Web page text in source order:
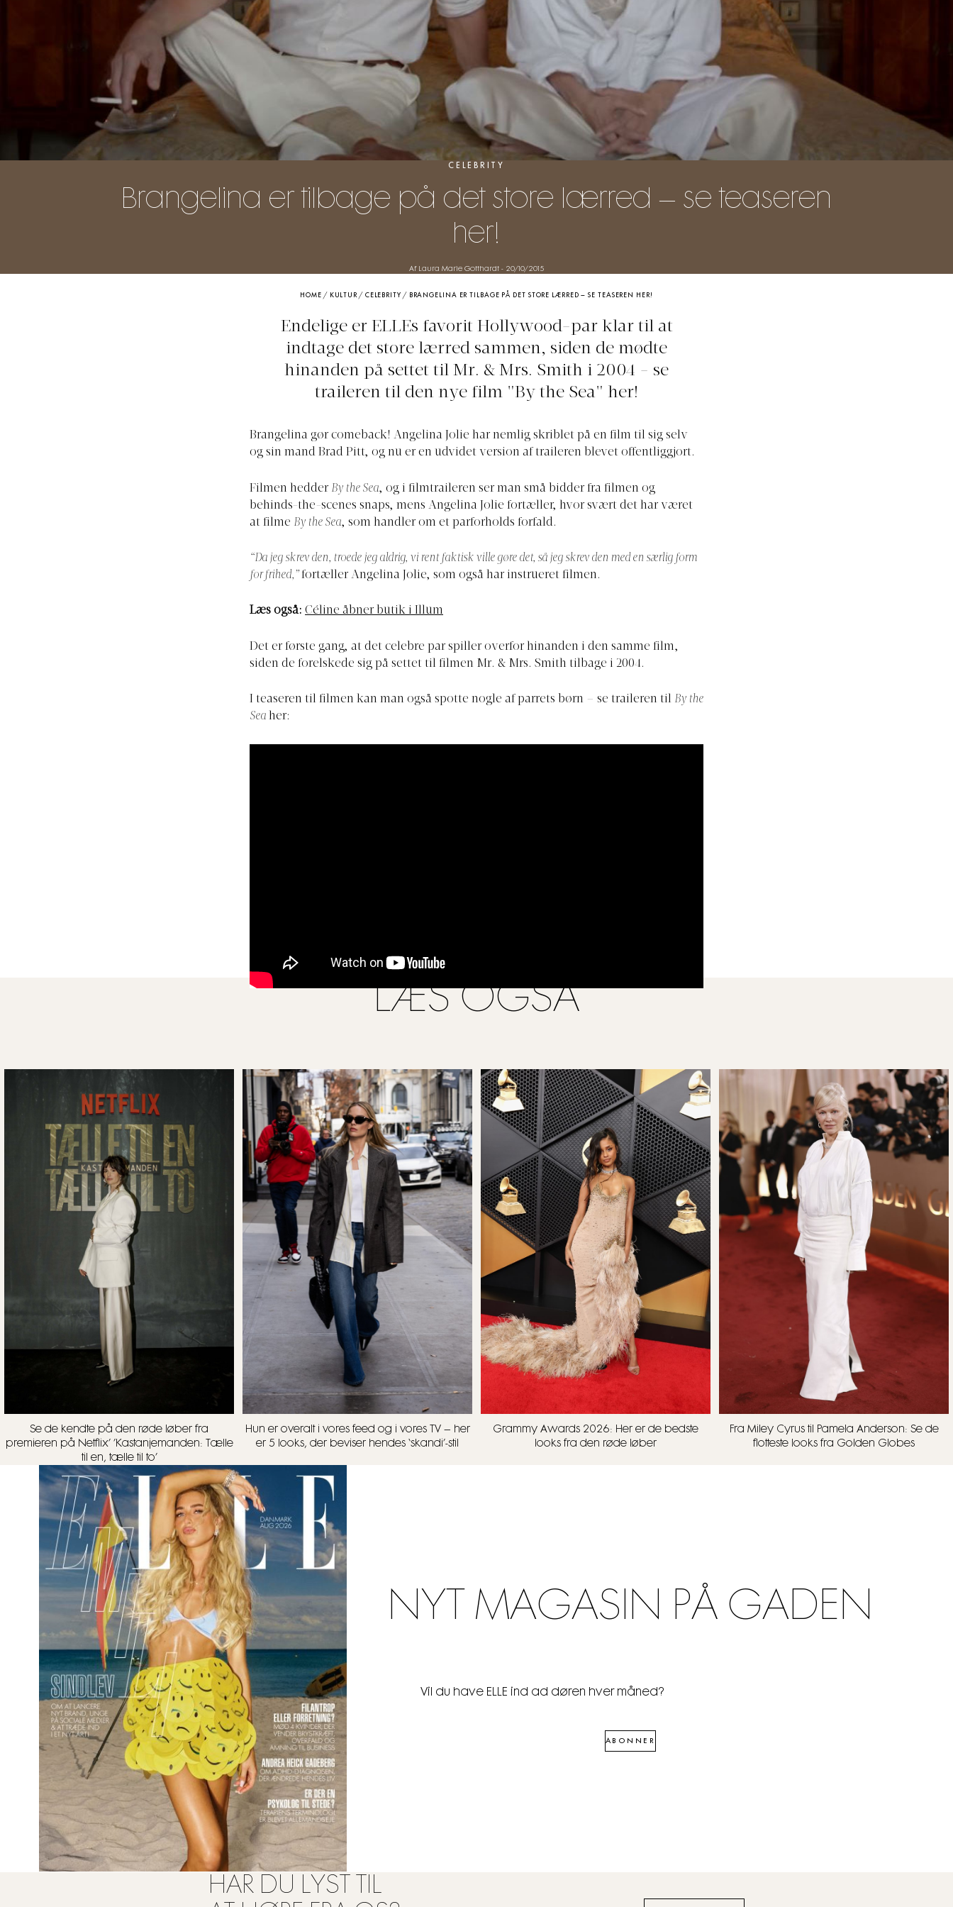
CELEBRITY
Brangelina er tilbage på det store lærred – se teaseren
her!
Af Laura Marie Gotthardt- 20/10/2015
HOME / KULTUR / CELEBRITY / BRANGELINA ER TILBAGE PÅ DET STORE LÆRRED – SE TEASEREN HER!
Endelige er ELLEs favorit Hollywood-par klar til at
indtage det store lærred sammen, siden de mødte
hinanden på settet til Mr. & Mrs. Smith i 2004 - se
traileren til den nye film "By the Sea" her!
Brangelina gør comeback! Angelina Jolie har nemlig skriblet på en film til sig selv
og sin mand Brad Pitt, og nu er en udvidet version af traileren blevet offentliggjort.
Filmen hedder By the Sea, og i filmtraileren ser man små bidder fra filmen og
behinds-the-scenes snaps, mens Angelina Jolie fortæller, hvor svært det har været
at filme By the Sea, som handler om et parforholds forfald.
“Da jeg skrev den, troede jeg aldrig, vi rent faktisk ville gøre det, så jeg skrev den med en særlig form
for frihed,”fortæller Angelina Jolie, som også har instrueret filmen.
Læs også: Céline åbner butik i Illum
Det er første gang, at det celebre par spiller overfor hinanden i den samme film,
siden de forelskede sig på settet til filmen Mr. & Mrs. Smith tilbage i 2004.
I teaseren til filmen kan man også spotte nogle af parrets børn – se traileren til By the
Sea her:
LÆS OGSÅ
Se de kendte på den røde løber fra
premieren på Netflix’ ’Kastanjemanden: Tælle
til en, tælle til to’
Hun er overalt i vores feed og i vores TV – her
er 5 looks, der beviser hendes ‘skandi’-stil
Grammy Awards 2026: Her er de bedste
looks fra den røde løber
Fra Miley Cyrus til Pamela Anderson: Se de
flotteste looks fra Golden Globes
NYT MAGASIN PÅ GADEN
Vil du have ELLE ind ad døren hver måned?
ABONNER
HAR DU LYST TIL